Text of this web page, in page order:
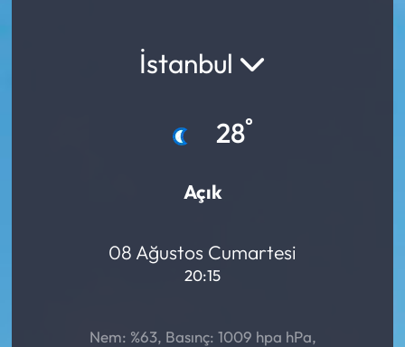
İstanbul
28°
Açık
08 Ağustos Cumartesi
20:15
Nem: %63, Basınç: 1009 hpa hPa,